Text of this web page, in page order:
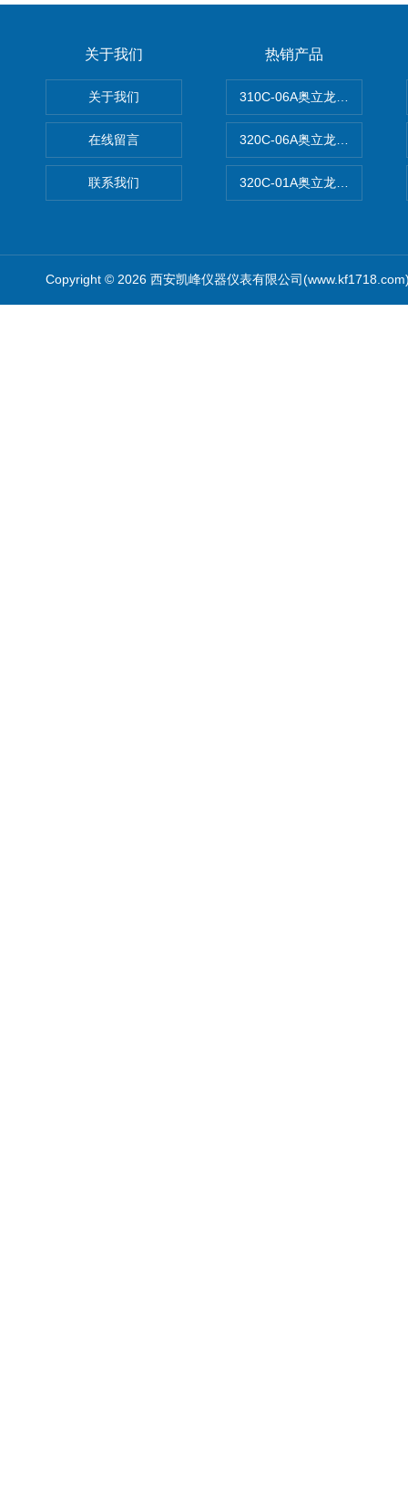
关于我们
关于我们
在线留言
联系我们
热销产品
310C-06A奥立龙实验室台式
320C-06A奥立龙实验室便携
320C-01A奥立龙实验室便携
Copyright © 2026 西安凯峰仪器仪表有限公司